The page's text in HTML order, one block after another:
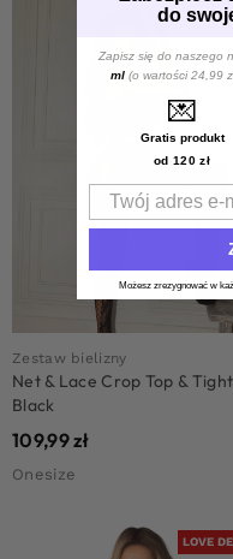
Zestaw bielizny
Net & Lace Crop Top &
Black
109,99zł
Onesize
LOVE
do
Zapisz się do naszego
ml (o wartości 24,99
💌
Gratis produkt
od 120 zł
Email
Możesz zrezygnować w